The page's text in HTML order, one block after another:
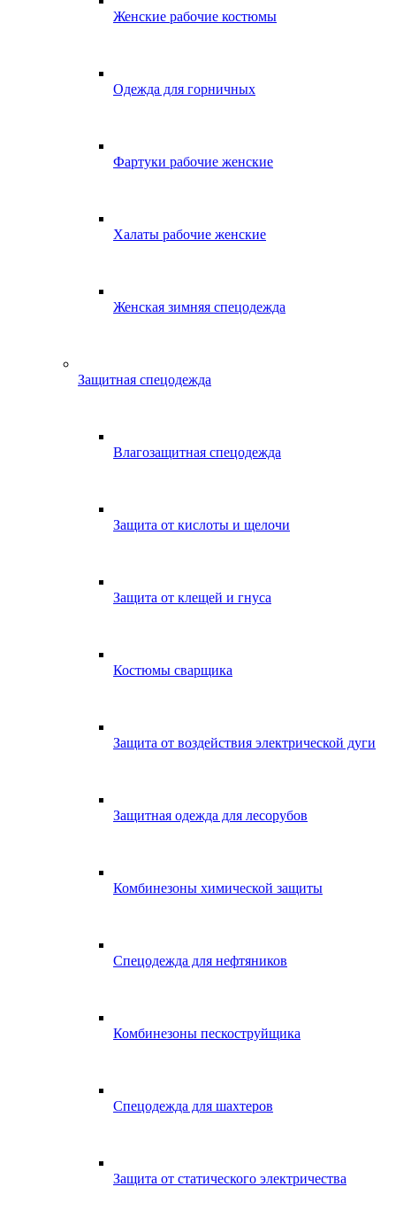
Женские рабочие костюмы
Одежда для горничных
Фартуки рабочие женские
Халаты рабочие женские
Женская зимняя спецодежда
Защитная спецодежда
Влагозащитная спецодежда
Защита от кислоты и щелочи
Защита от клещей и гнуса
Костюмы сварщика
Защита от воздействия электрической дуги
Защитная одежда для лесорубов
Комбинезоны химической защиты
Спецодежда для нефтяников
Комбинезоны пескоструйщика
Спецодежда для шахтеров
Защита от статического электричества